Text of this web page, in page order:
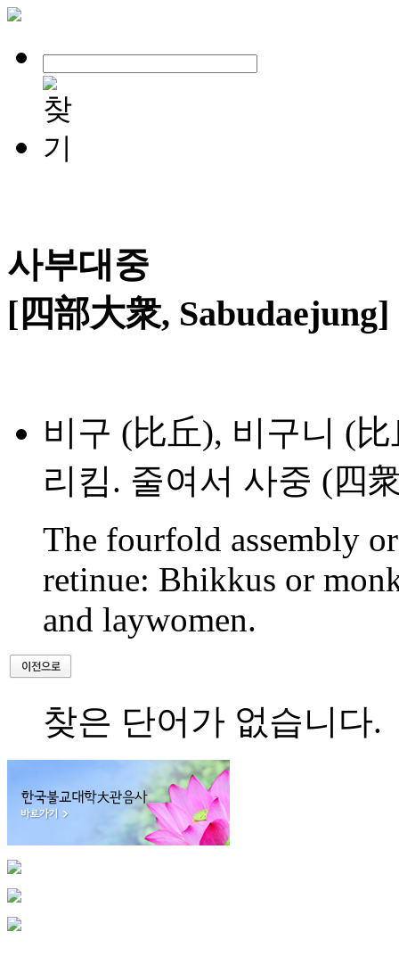
사부대중
[四部大衆, Sabudaejung]
비구 (比丘), 비구니 (
리킴. 줄여서 사중 (四
The fourfold assembly
retinue: Bhikkus or
and laywomen.
찾은 단어가 없습니다.